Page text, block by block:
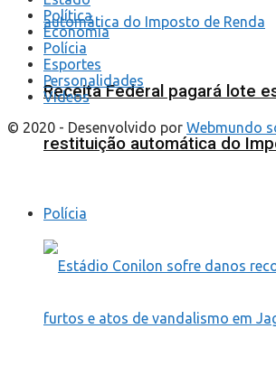
Receita Federal pagará lote
restituição automática do
Polícia
Política
Economia
Polícia
Esportes
Personalidades
Videos
© 2020 - Desenvolvido por Webmundo